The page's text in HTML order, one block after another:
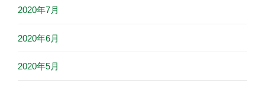
2020年7月
2020年6月
2020年5月